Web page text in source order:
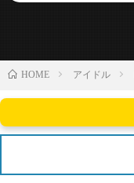
HOME アイドル